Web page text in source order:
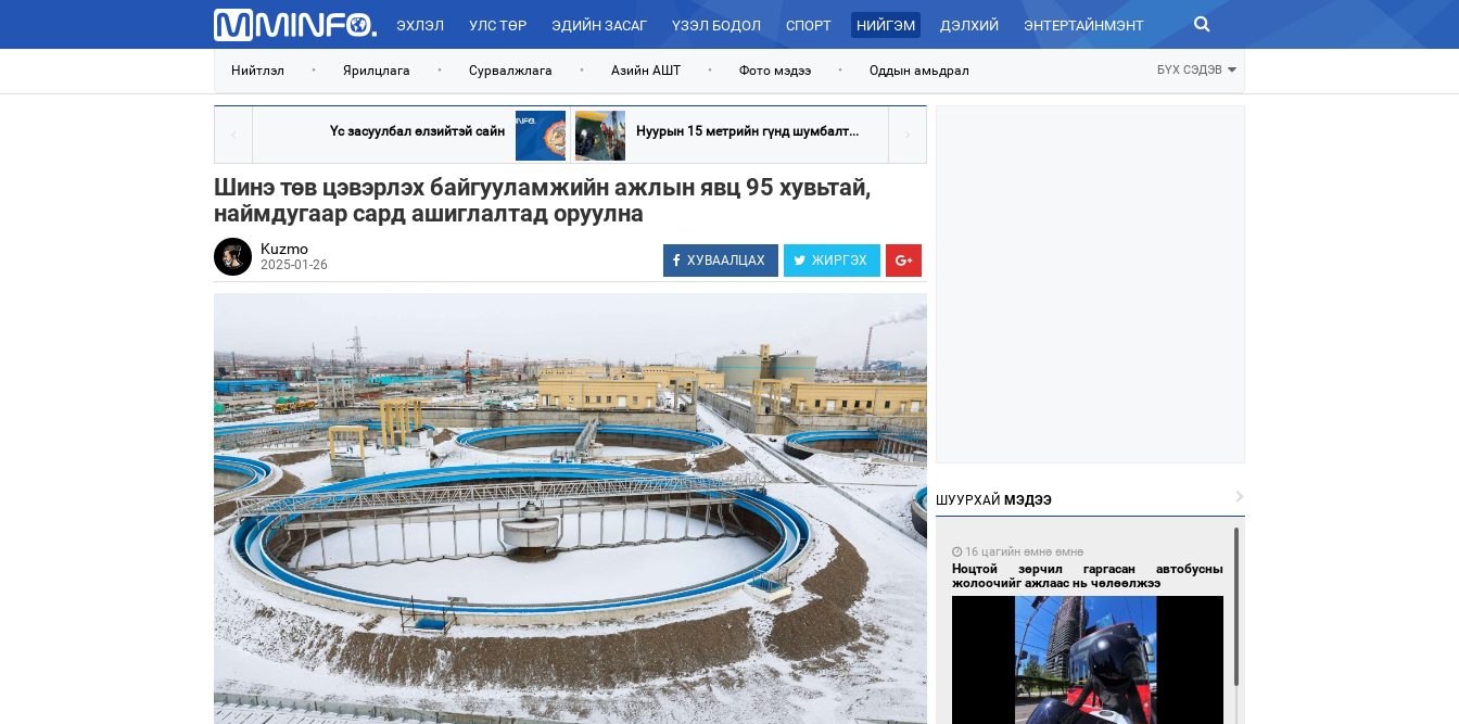
ЭХЛЭЛ УЛС ТӨР ЭДИЙН ЗАСАГ ҮЗЭЛ БОДОЛ СПОРТ НИЙГЭМ ДЭЛХИЙ ЭНТЕРТАЙНМЭНТ ЗУРХАЙ
Нийтлэл • Ярилцлага • Сурвалжлага • Азийн АШТ • Фото мэдээ • Оддын амьдрал БҮХ СЭДЭВ
Үс засуулбал өлзийтэй сайн Нуурын 15 метрийн гүнд шумбалт...
Шинэ төв цэвэрлэх байгууламжийн ажлын явц 95 хувьтай,
наймдугаар сард ашиглалтад оруулна
Kuzmo
2025-01-26 ХУВААЛЦАХ ЖИРГЭХ
ШУУРХАЙ МЭДЭЭ
16 цагийн өмнө өмнө
Ноцтой зөрчил гаргасан автобусны
жолоочийг ажлаас нь чөлөөлжээ